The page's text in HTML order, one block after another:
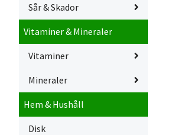
Sår & Skador
Vitaminer & Mineraler
Vitaminer
Mineraler
Hem & Hushåll
Disk